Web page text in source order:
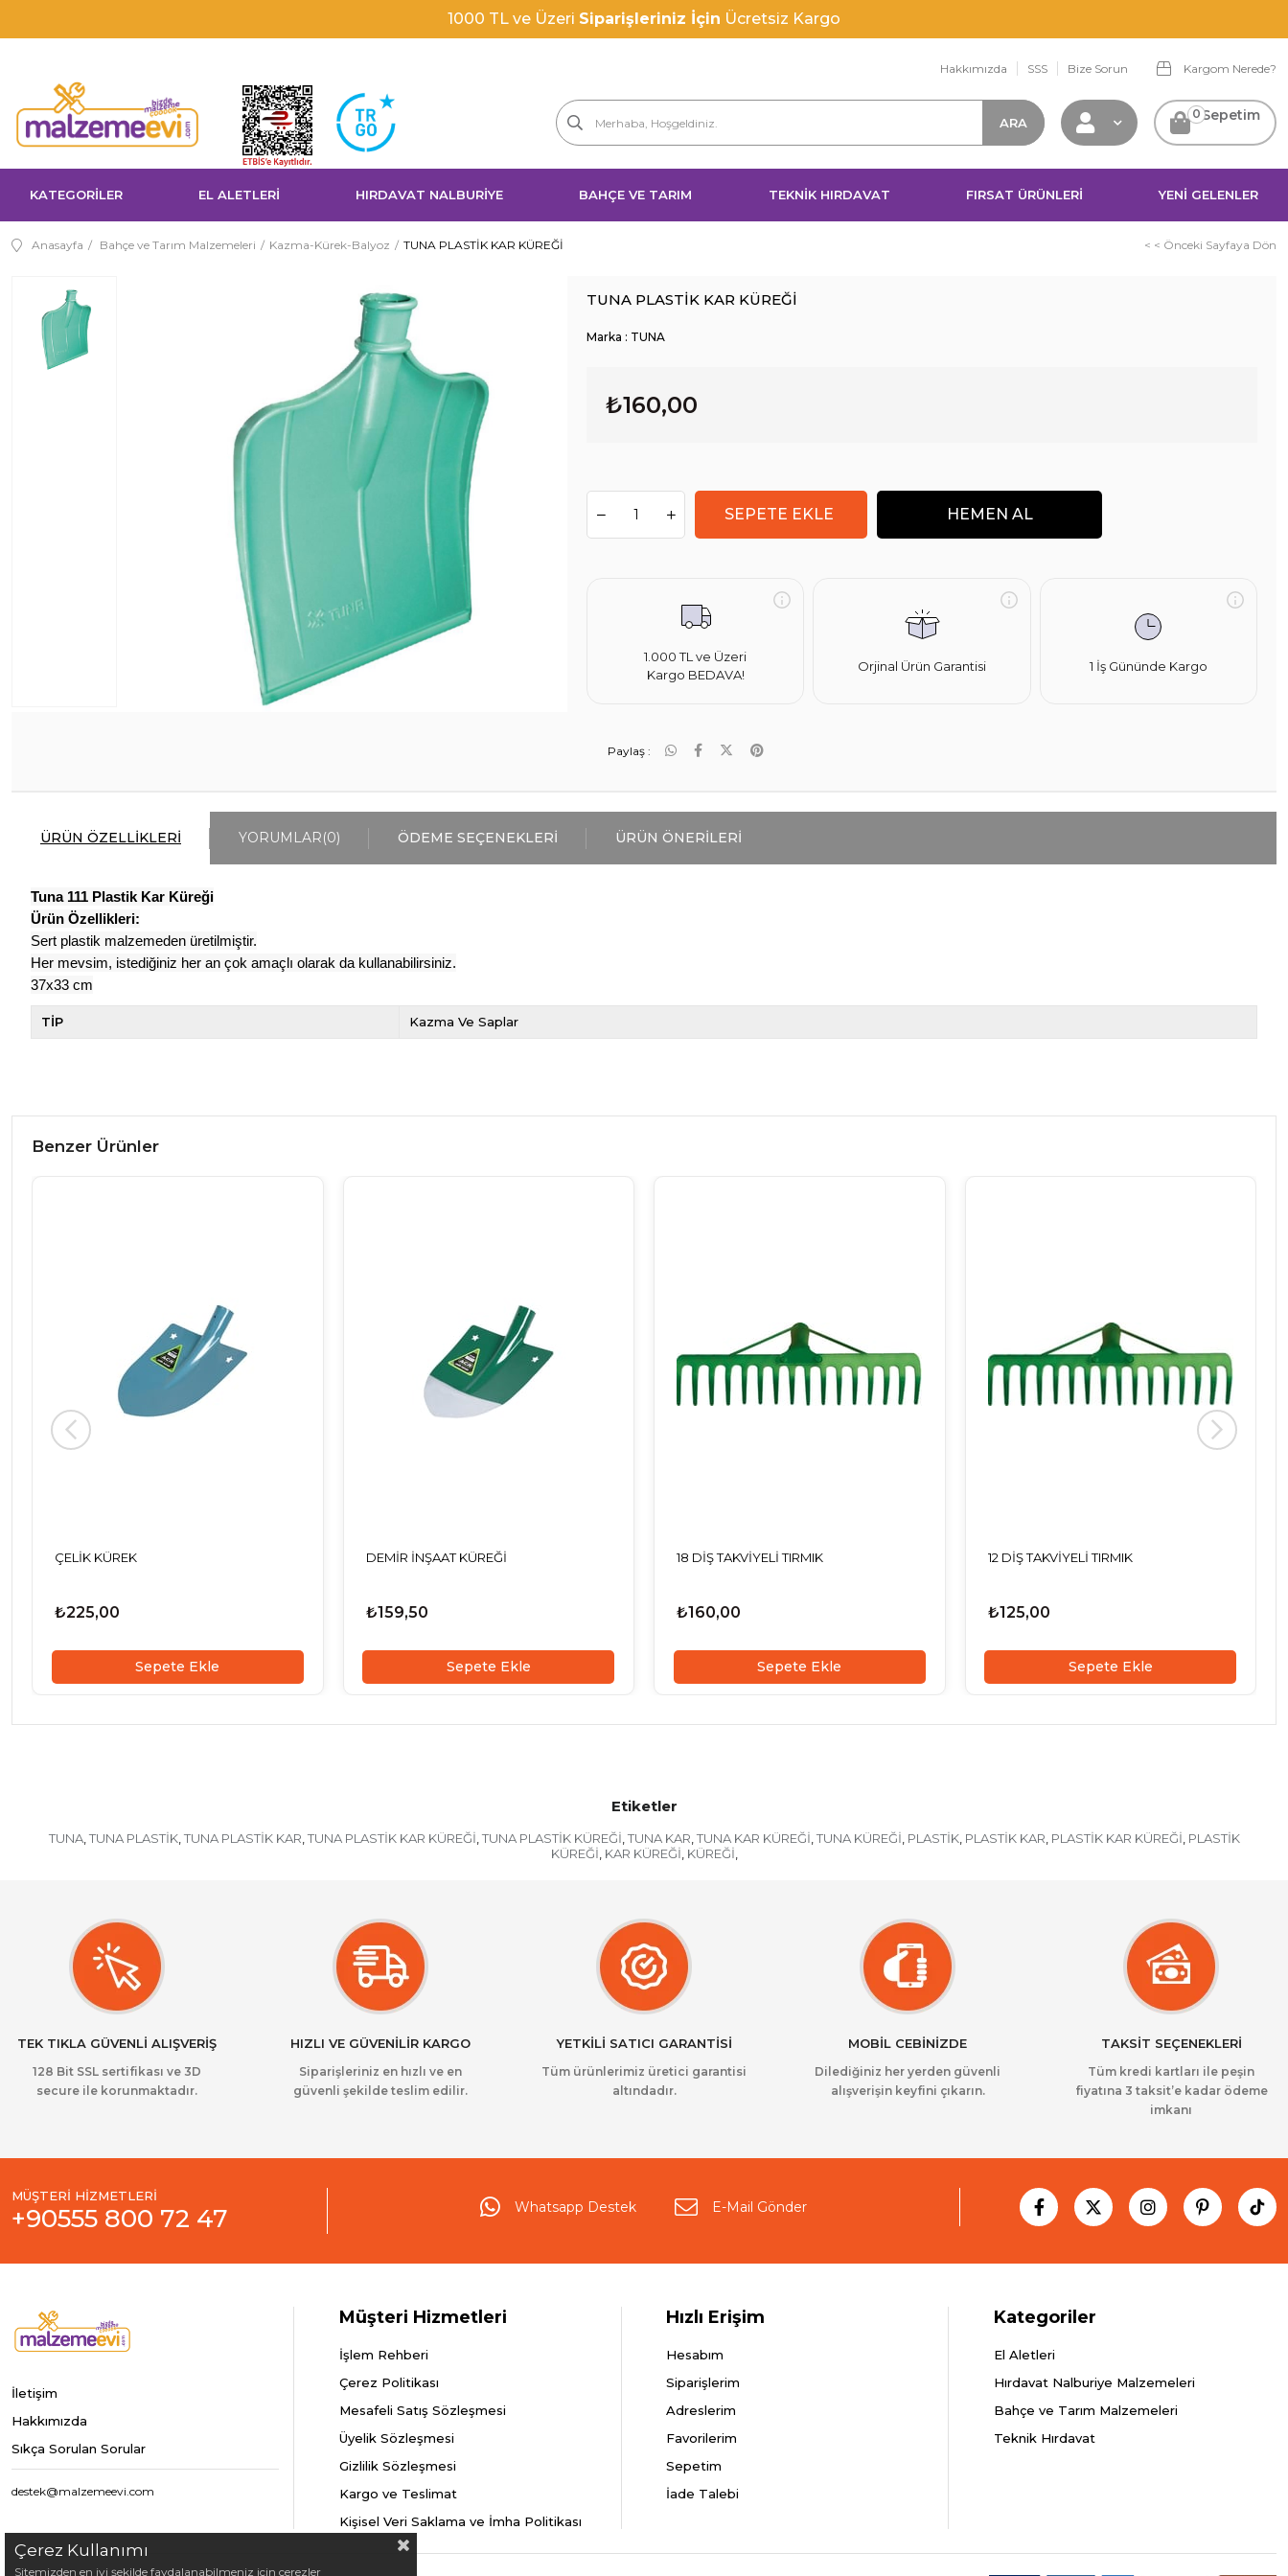
Hakkımızda SSS Bize Sorun Kargom Nerede?
Sepetim
0
KATEGORİLER EL ALETLERİ HIRDAVAT NALBURİYE BAHÇE VE TARIM TEKNİK HIRDAVAT FIRSAT ÜRÜNLERİ YENİ GELENLER
Anasayfa Bahçe ve Tarım Malzemeleri Kazma-Kürek-Balyoz TUNA PLASTİK KAR KÜREĞİ < < Önceki Sayfaya Dön
TUNA PLASTİK KAR KÜREĞİ
Marka : TUNA
₺160,00
1.000 TL ve Üzeri
Kargo BEDAVA!
Orjinal Ürün Garantisi 1 İş Gününde Kargo
Paylaş :
ÜRÜN ÖZELLIKLERI YORUMLAR(0) ÖDEME SEÇENEKLERI ÜRÜN ÖNERILERI
Tuna 111 Plastik Kar Küreği
Ürün Özellikleri:
Sert plastik malzemeden üretilmiştir.
Her mevsim, istediğiniz her an çok amaçlı olarak da kullanabilirsiniz.
37x33 cm
TİP Kazma Ve Saplar
Benzer Ürünler
ÇELİK KÜREK
₺225,00
Sepete Ekle
DEMİR İNŞAAT KÜREĞİ
₺159,50
Sepete Ekle
18 DİŞ TAKVİYELİ TIRMIK
₺160,00
Sepete Ekle
12 DİŞ TAKVİYELİ TIRMIK
₺125,00
Sepete Ekle
Etiketler
TUNA, TUNA PLASTİK, TUNA PLASTİK KAR TUNA PLASTİK KAR KÜREĞİ TUNA PLASTİK KÜREĞİ TUNA KAR TUNA KAR KÜREĞİ TUNA KÜREĞİ PLASTİK, PLASTİK KAR PLASTİK KAR KÜREĞİ PLASTİK
KÜREĞİ KAR KÜREĞİ KÜREĞİ
TEK TIKLA GÜVENLİ ALIŞVERİŞ
128 Bit SSL sertifikası ve 3D
secure ile korunmaktadır.
HIZLI VE GÜVENİLİR KARGO
Siparişleriniz en hızlı ve en
güvenli şekilde teslim edilir.
YETKİLİ SATICI GARANTİSİ
Tüm ürünlerimiz üretici garantisi
altındadır.
MOBİL CEBİNİZDE
Dilediğiniz her yerden güvenli
alışverişin keyfini çıkarın.
TAKSİT SEÇENEKLERİ
Tüm kredi kartları ile peşin
fiyatına 3 taksit’e kadar ödeme
imkanı
MÜŞTERİ HİZMETLERİ
+90555 800 72 47 Whatsapp Destek E-Mail Gönder
İletişim
Hakkımızda
Sıkça Sorulan Sorular
destek@malzemeevi.com
Müşteri Hizmetleri
İşlem Rehberi
Çerez Politikası
Mesafeli Satış Sözleşmesi
Üyelik Sözleşmesi
Gizlilik Sözleşmesi
Kargo ve Teslimat
Kişisel Veri Saklama ve İmha Politikası
Hızlı Erişim
Hesabım
Siparişlerim
Adreslerim
Favorilerim
Sepetim
İade Talebi
Kategoriler
El Aletleri
Hırdavat Nalburiye Malzemeleri
Bahçe ve Tarım Malzemeleri
Teknik Hırdavat
Çerez Kullanımı
Sitemizden en iyi şekilde faydalanabilmeniz için çerezler